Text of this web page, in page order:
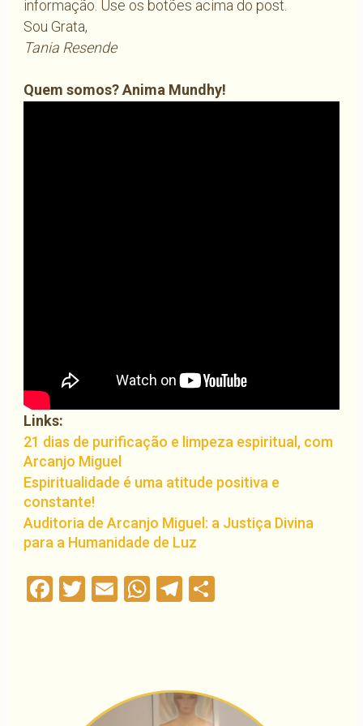
informação. Use os botões acima do post.
Sou Grata,
Tania Resende
Quem somos? Anima Mundhy!
Links:
21 dias de purificação e limpeza espiritual, com
Arcanjo Miguel
Espiritualidade é uma atitude positiva e
constante!
Auditoria de Arcanjo Miguel: a Justiça Divina
para a Humanidade de Luz
Facebook
Twitter
EmailWhatsApp
Telegram